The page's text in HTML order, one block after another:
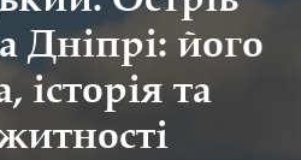
Дніпрі: його
історія та